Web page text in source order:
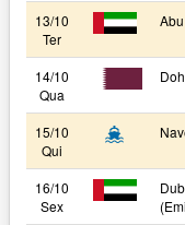
13/10
Ter
14/10
Qua
15/10
Qui
16/10
Sex